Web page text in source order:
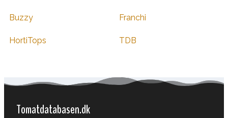
Buzzy Franchi
HortiTops TDB
Tomatdatabasen.dk